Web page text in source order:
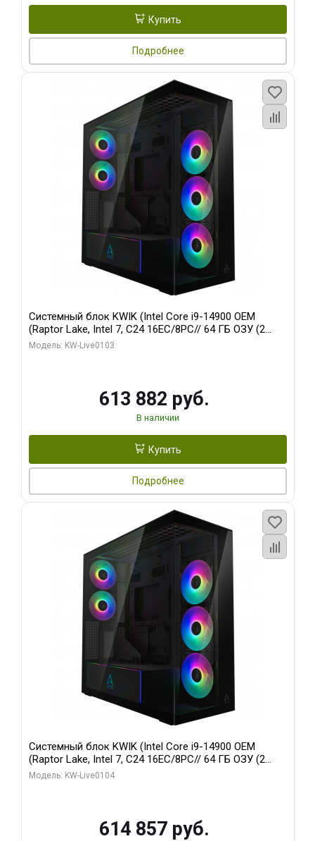
Купить
Подробнее
Системный блок KWIK (Intel Core i9-14900 OEM
(Raptor Lake, Intel 7, C24 16EC/8PC// 64 ГБ ОЗУ (2
модуля)/ Afox RTX4090 24GB GDDR6X 384-Bit 3xDP
Модель: KW-Live0103
613 882 руб.
В наличии
Купить
Подробнее
Системный блок KWIK (Intel Core i9-14900 OEM
(Raptor Lake, Intel 7, C24 16EC/8PC// 64 ГБ ОЗУ (2
модуля)/ Afox RTX4090 24GB GDDR6X 384-Bit 3xDP
Модель: KW-Live0104
614 857 руб.